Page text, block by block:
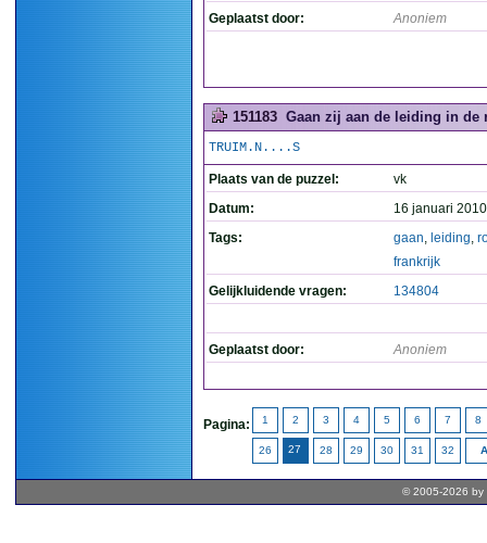
Geplaatst door: Anoniem
151183 Gaan zij aan de leiding in de
TRUIM.N....S
Plaats van de puzzel:
vk
Datum:
16 januari
Tags:
gaan, leiding,
frankrijk
Gelijkluidende vragen:
134804
Geplaatst door: Anoniem
Pagina: 1 2 3 4 5 6 7 8
26 27 28 29 30 31 32
© 2005-2026 by